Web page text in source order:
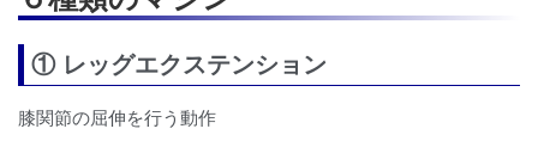
① レッグエクステンション
膝関節の屈伸を行う動作